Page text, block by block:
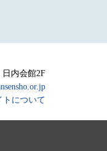
内会館2F
トについて